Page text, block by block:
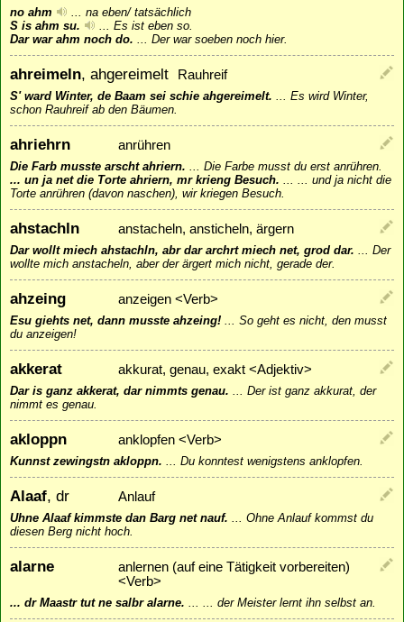
no ahm ... na eben/ tatsächlich
S is ahm su.
... Es ist eben so.
Dar war ahm noch do. ... Der war soeben noch hier.
ahreimeln, ahgereimelt Rauhreif
S' ward Winter, de Baam sei schie ahgereimelt. ... Es wird Winter,
schon Rauhreif ab den Bäumen.
ahriehrn anrühren
Die Farb musste arscht ahriern. ... Die Farbe musst du erst anrühren.
... un ja net die Torte ahriern, mr krieng Besuch. ... ... und ja nicht die
Torte anrühren (davon naschen), wir kriegen Besuch.
ahstachln anstacheln, ansticheln, ärgern
Dar wollt miech ahstachln, abr dar archrt miech net, grod dar. ... Der
wollte mich anstacheln, aber der ärgert mich nicht, gerade der.
ahzeing anzeigen <Verb>
Esu giehts net, dann musste ahzeing! ... So geht es nicht, den musst
du anzeigen!
akkerat akkurat, genau, exakt <Adjektiv>
Dar is ganz akkerat, dar nimmts genau. ... Der ist ganz akkurat, der
nimmt es genau.
akloppn anklopfen <Verb>
Kunnst zewingstn akloppn. ... Du konntest wenigstens anklopfen.
Alaaf, dr Anlauf
Uhne Alaaf kimmste dan Barg net nauf. ... Ohne Anlauf kommst du
diesen Berg nicht hoch.
alarne
anlernen (auf eine Tätigkeit vorbereiten)
<Verb>
... dr Maastr tut ne salbr alarne. ... ... der Meister lernt ihn selbst an.